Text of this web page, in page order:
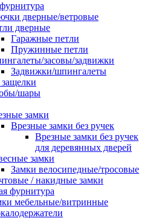
дверные/ветровые
дверные
Гаражные петли
Пружинные петли
засовы/задвижки
Задвижки/шпингалеты
шары
замки
Врезные замки без ручек
Врезные замки без ручек
для деревянных дверей
замки
Замки велосипедные/тросовые
/ накидные замки
фурнитура
мебельные/витринные